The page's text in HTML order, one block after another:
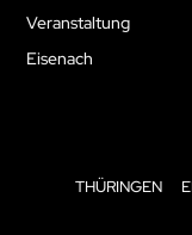
Veranstaltung
Eisenach
THÜRINGEN